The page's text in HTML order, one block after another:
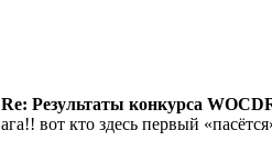
Re: Результаты конкурса
ага!! вот кто здесь первый